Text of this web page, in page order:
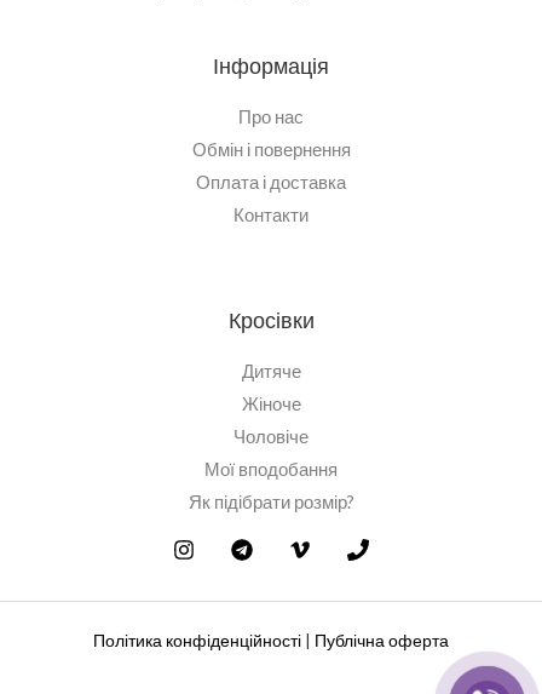
Інформація
Про нас
Обмін і повернення
Оплата і доставка
Контакти
Кросівки
Дитяче
Жіноче
Чоловіче
Мої вподобання
Як підібрати розмір?
Політика конфіденційності | Публічна оферта